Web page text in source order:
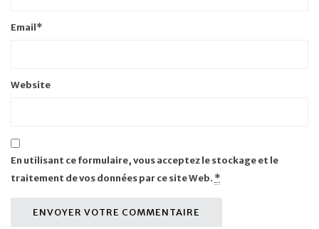
Email*
Website
En utilisant ce formulaire, vous acceptez le stockage et le
traitement de vos données par ce site Web. *